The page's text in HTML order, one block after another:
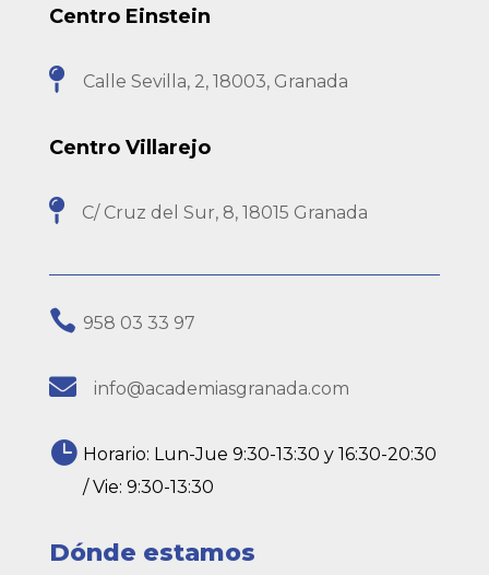
Centro Einstein
 Calle Sevilla, 2, 18003, Granada
Centro Villarejo
 C/ Cruz del Sur, 8, 18015 Granada
 958 03 33 97
 info@academiasgranada.com
 Horario: Lun-Jue 9:30-13:30 y 16:30-20:30
/ Vie: 9:30-13:30
Dónde estamos